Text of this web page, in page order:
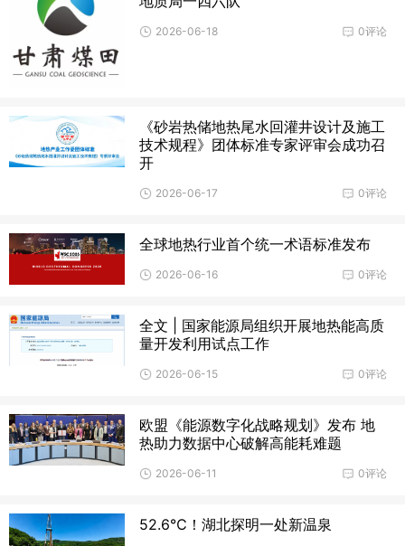
0评论
2026-06-18
《砂岩热储地热尾水回灌井设计及施工
技术规程》团体标准专家评审会成功召
开
0评论
2026-06-17
全球地热行业首个统一术语标准发布
0评论
2026-06-16
全文 | 国家能源局组织开展地热能高质
量开发利用试点工作
0评论
2026-06-15
欧盟《能源数字化战略规划》发布 地
热助力数据中心破解高能耗难题
0评论
2026-06-11
52.6℃！湖北探明一处新温泉